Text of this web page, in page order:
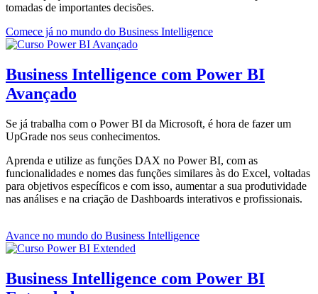
tomadas de importantes decisões.
Comece já no mundo do Business Intelligence
Business Intelligence com Power BI
Avançado
Se já trabalha com o Power BI da Microsoft, é hora de fazer um
UpGrade nos seus conhecimentos.
Aprenda e utilize as funções DAX no Power BI, com as
funcionalidades e nomes das funções similares às do Excel, voltadas
para objetivos específicos e com isso, aumentar a sua produtividade
nas análises e na criação de Dashboards interativos e profissionais.
Avance no mundo do Business Intelligence
Business Intelligence com Power BI